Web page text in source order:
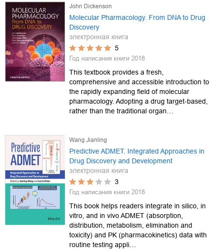
John Dickenson
Molecular Pharmacology. From DNA to Drug
Discovery
электронная книга
5
Год написания книги 2018
This textbook provides a fresh,
comprehensive and accessible introduction to
the rapidly expanding field of molecular
pharmacology. Adopting a drug target-based,
rather than the traditional organ…
Wang Jianling
Predictive ADMET. Integrated Approaches in
Drug Discovery and Development
электронная книга
3
Год написания книги 2018
This book helps readers integrate in silico, in
vitro, and in vivo ADMET (absorption,
distribution, metabolism, elimination and
toxicity) and PK (pharmacokinetics) data with
routine testing appli…